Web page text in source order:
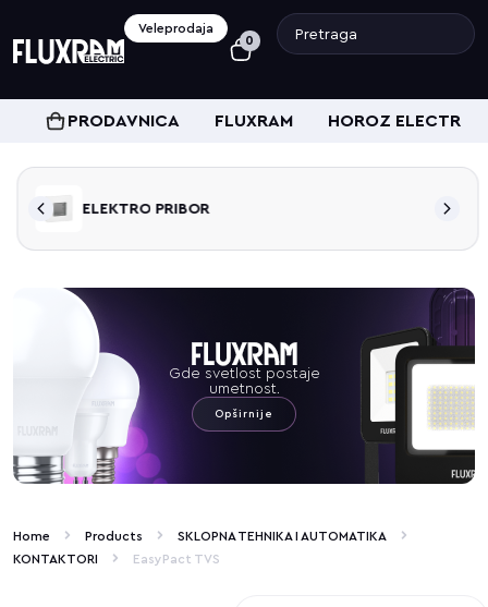
Veleprodaja
0
PRODAVNICA FLUXRAM HOROZ ELECTRIC
ELEKTRO PRIBOR
Gde svetlost postaje
umetnost.
Opširnije
Home Products
SKLOPNA TEHNIKA I AUTOMATIKA
KONTAKTORI
EasyPact TVS